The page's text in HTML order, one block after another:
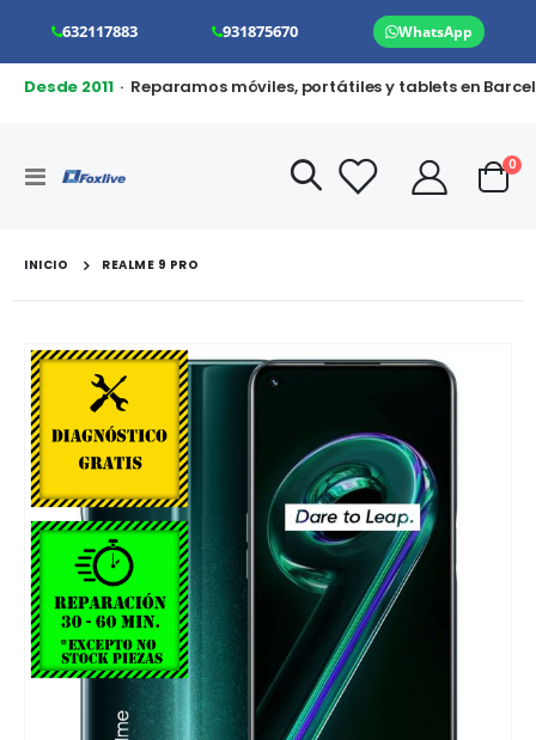
632117883 931875670 WhatsApp
Desde 2011· Reparamos móviles, portátiles y tablets en
Toggle
Cart
0
INICIO REALME 9 PRO
Saltar
al
final
de
la
galería
de
imágenes